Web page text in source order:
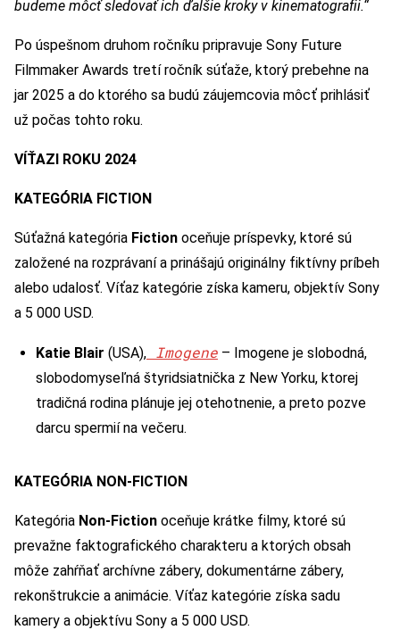
budeme môcť sledovať ich ďalšie kroky v kinematografii.“
Po úspešnom druhom ročníku pripravuje Sony Future
Filmmaker Awards tretí ročník súťaže, ktorý prebehne na
jar 2025 a do ktorého sa budú záujemcovia môcť prihlásiť
už počas tohto roku.
VÍŤAZI ROKU 2024
KATEGÓRIA FICTION
Súťažná kategória Fiction oceňuje príspevky, ktoré sú
založené na rozprávaní a prinášajú originálny fiktívny príbeh
alebo udalosť. Víťaz kategórie získa kameru, objektív Sony
a 5 000 USD.
Katie Blair (USA), Imogene – Imogene je slobodná,
slobodomyseľná štyridsiatnička z New Yorku, ktorej
tradičná rodina plánuje jej otehotnenie, a preto pozve
darcu spermií na večeru.
KATEGÓRIA NON-FICTION
Kategória Non-Fiction oceňuje krátke filmy, ktoré sú
prevažne faktografického charakteru a ktorých obsah
môže zahŕňať archívne zábery, dokumentárne zábery,
rekonštrukcie a animácie. Víťaz kategórie získa sadu
kamery a objektívu Sony a 5 000 USD.